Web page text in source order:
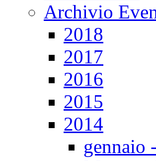
Archivio
2018
2017
2016
2015
2014
gennaio